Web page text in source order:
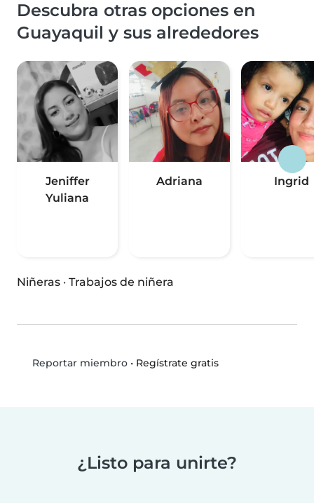
Descubra otras opciones en
Guayaquil y sus alrededores
Jeniffer
Yuliana
Adriana Ingrid
Niñeras · Trabajos de niñera
Reportar miembro• Regístrate gratis
¿Listo para unirte?